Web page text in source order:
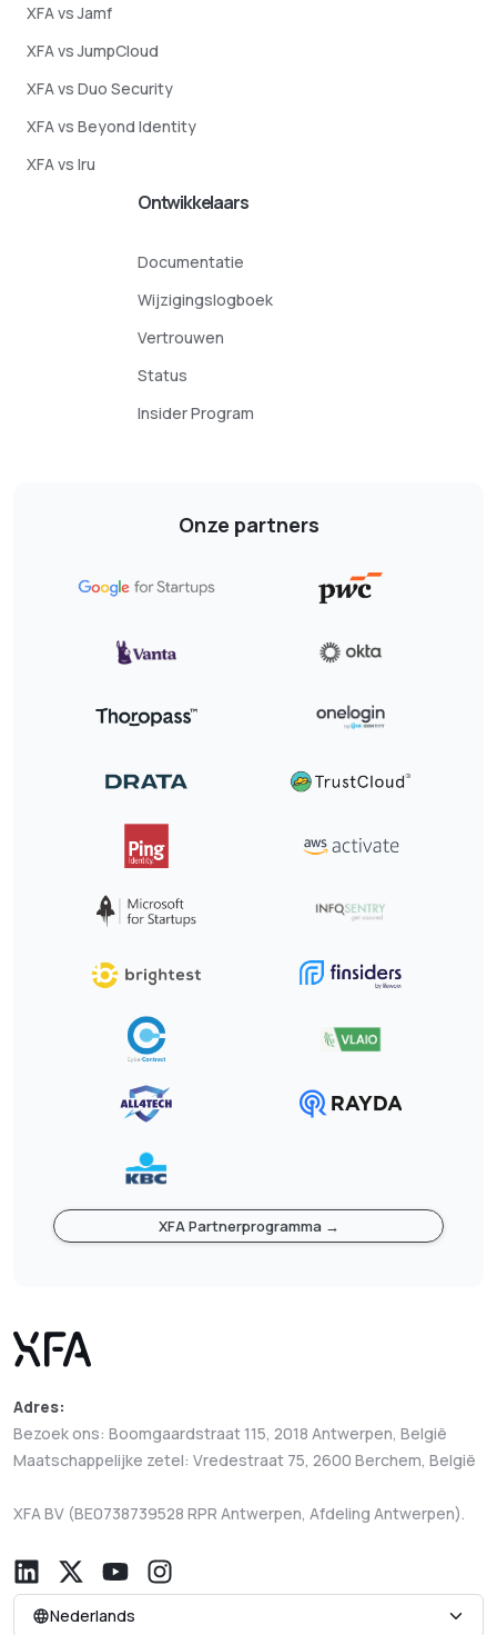
XFA vs Jamf
XFA vs JumpCloud
XFA vs Duo Security
XFA vs Beyond Identity
XFA vs Iru
Ontwikkelaars
Documentatie
Wijzigingslogboek
Vertrouwen
Status
Insider Program
Onze partners
XFA Partnerprogramma →
Adres:
Bezoek ons: Boomgaardstraat 115, 2018 Antwerpen, België
Maatschappelijke zetel: Vredestraat 75, 2600 Berchem, België
XFA BV (BE0738739528 RPR Antwerpen, Afdeling Antwerpen).
Nederlands